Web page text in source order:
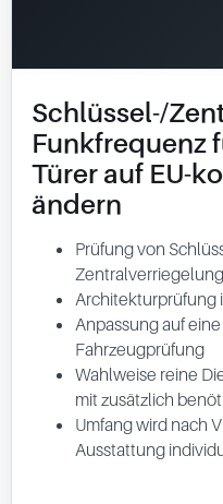
Schlüssel-/
Funkfrequenz
Türer auf EU-
ändern
Prüfung von
Architekturprüfung
Anpassung auf
Fahrzeugprüfung
Wahlweise reine
mit zusätzlich
Umfang wird nach
Ausstattung